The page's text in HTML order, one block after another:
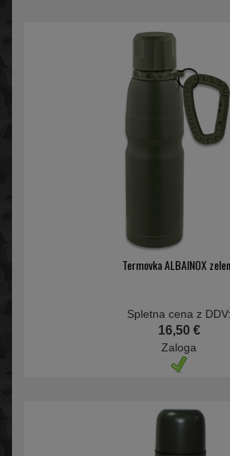
Termovka ALBAINOX
Spletna cena z DDV:
16,50 €
Zaloga